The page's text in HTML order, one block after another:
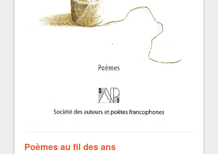
Poèmes au fil des ans